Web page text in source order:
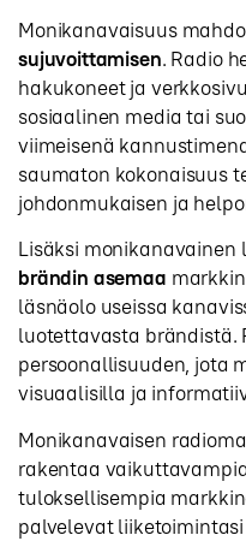
Monikanavaisuus
sujuvoittamisen. Radio
hakukoneet ja
sosiaalinen media tai
viimeisenä
saumaton kokonaisuus
johdonmukaisen ja
Lisäksi
brändin asemaa
läsnäolo useissa
luotettavasta brändistä.
persoonallisuuden, jota
visuaalisilla ja
Monikanavaisen
rakentaa
tuloksellisempia
palvelevat